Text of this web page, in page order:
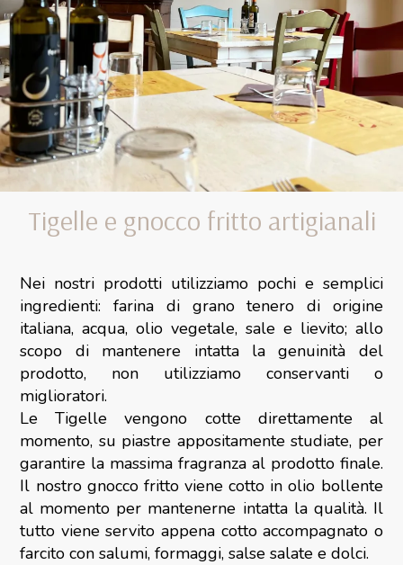
Tigelle e gnocco fritto artigianali
Nei nostri prodotti utilizziamo pochi e semplici
ingredienti: farina di grano tenero di origine
italiana, acqua, olio vegetale, sale e lievito; allo
scopo di mantenere intatta la genuinità del
prodotto, non utilizziamo conservanti o
miglioratori.
Le Tigelle vengono cotte direttamente al
momento, su piastre appositamente studiate, per
garantire la massima fragranza al prodotto finale.
Il nostro gnocco fritto viene cotto in olio bollente
al momento per mantenerne intatta la qualità. Il
tutto viene servito appena cotto accompagnato o
farcito con salumi, formaggi, salse salate e dolci.